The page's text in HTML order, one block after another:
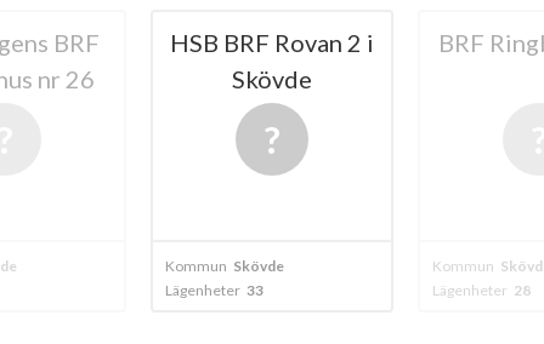
BRF
nr 26
HSB BRF Rovan 2 i
Skövde
Kommun Skövde
Lägenheter 33
BRF
Kommun
Lägenheter 28